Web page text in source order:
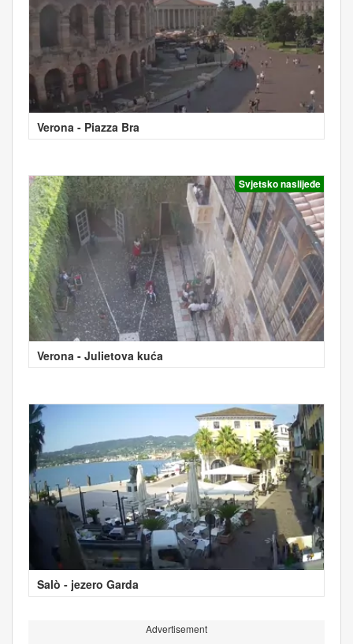
Verona - Piazza Bra
Svjetsko naslijeđe
Verona - Julietova kuća
Salò - jezero Garda
Advertisement